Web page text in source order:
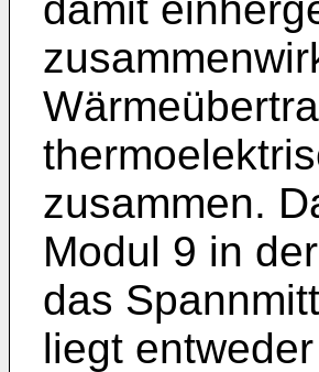
zusammen.
Modul 9 in
das
liegt